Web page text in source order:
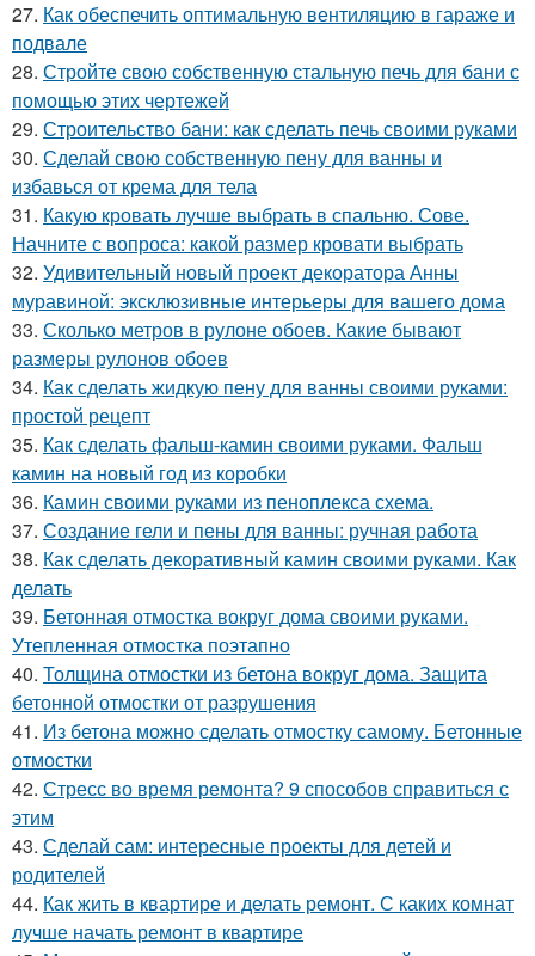
27. Как обеспечить оптимальную вентиляцию в гараже и
подвале
28. Стройте свою собственную стальную печь для бани с
помощью этих чертежей
29. Строительство бани: как сделать печь своими руками
30. Сделай свою собственную пену для ванны и
избавься от крема для тела
31. Какую кровать лучше выбрать в спальню. Сове.
Начните с вопроса: какой размер кровати выбрать
32. Удивительный новый проект декоратора Анны
муравиной: эксклюзивные интерьеры для вашего дома
33. Сколько метров в рулоне обоев. Какие бывают
размеры рулонов обоев
34. Как сделать жидкую пену для ванны своими руками:
простой рецепт
35. Как сделать фальш-камин своими руками. Фальш
камин на новый год из коробки
36. Камин своими руками из пеноплекса схема.
37. Создание гели и пены для ванны: ручная работа
38. Как сделать декоративный камин своими руками. Как
делать
39. Бетонная отмостка вокруг дома своими руками.
Утепленная отмостка поэтапно
40. Толщина отмостки из бетона вокруг дома. Защита
бетонной отмостки от разрушения
41. Из бетона можно сделать отмостку самому. Бетонные
отмостки
42. Стресс во время ремонта? 9 способов справиться с
этим
43. Сделай сам: интересные проекты для детей и
родителей
44. Как жить в квартире и делать ремонт. С каких комнат
лучше начать ремонт в квартире